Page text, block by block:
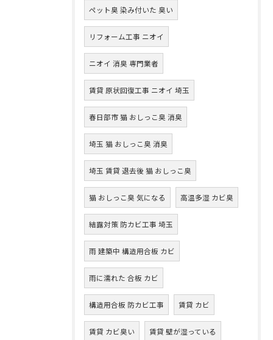
ペット臭 染み付いた 臭い
リフォーム工事 ニオイ
ニオイ 消臭 専門業者
賃貸 原状回復工事 ニオイ 埼玉
春日部市 猫 おしっこ臭 消臭
埼玉 猫 おしっこ臭 消臭
埼玉 賃貸 退去後 猫 おしっこ臭
猫 おしっこ臭 気になる 高温多湿 カビ臭
結露対策 防カビ工事 埼玉
雨 建築中 構造用合板 カビ
雨に濡れた 合板 カビ
構造用合板 防カビ工事 賃貸 カビ
賃貸 カビ臭い 賃貸 壁が湿っている